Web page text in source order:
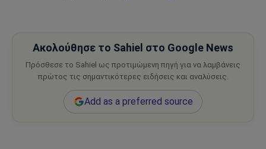
Ακολούθησε το Sahiel στο Google News
Πρόσθεσε το Sahiel ως προτιμώμενη πηγή για να λαμβάνεις
πρώτος τις σημαντικότερες ειδήσεις και αναλύσεις.
Add as a preferred source